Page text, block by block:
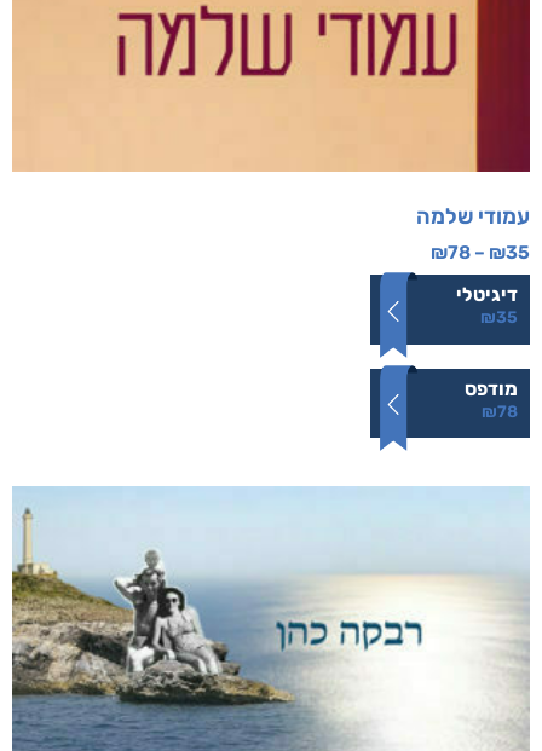
עמודי שלמה
₪35
–
₪78
דיגיטלי
₪35
מודפס
₪78